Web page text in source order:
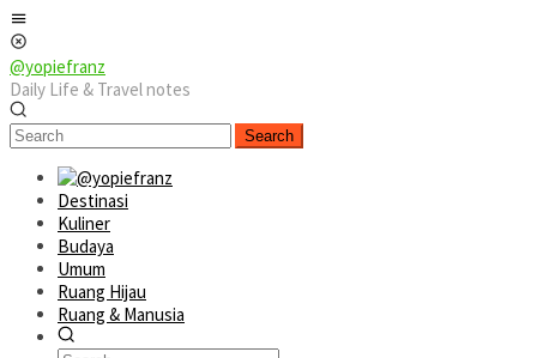
Skip
to
content
@yopiefranz
Daily Life & Travel notes
Search
Destinasi
Kuliner
Budaya
Umum
Ruang Hijau
Ruang & Manusia